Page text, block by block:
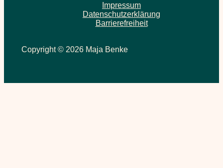
Impressum
Datenschutzerklärung
Barrierefreiheit
Copyright © 2026 Maja Benke